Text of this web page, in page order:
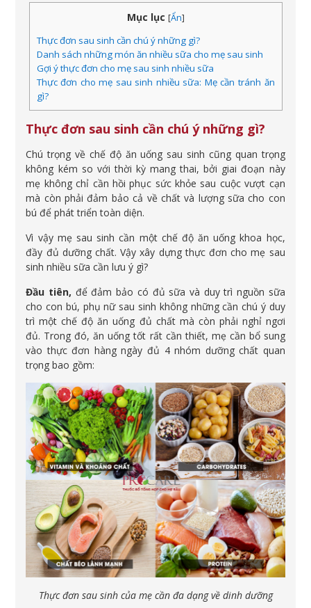
Mục lục [Ẩn]
Thực đơn sau sinh cần chú ý những gì?
Danh sách những món ăn nhiều sữa cho mẹ sau sinh
Gợi ý thực đơn cho mẹ sau sinh nhiều sữa
Thực đơn cho mẹ sau sinh nhiều sữa: Mẹ cần tránh ăn
gì?
Thực đơn sau sinh cần chú ý những gì?
Chú trọng về chế độ ăn uống sau sinh cũng quan trọng
không kém so với thời kỳ mang thai, bởi giai đoạn này
mẹ không chỉ cần hồi phục sức khỏe sau cuộc vượt cạn
mà còn phải đảm bảo cả về chất và lượng sữa cho con
bú để phát triển toàn diện.
Vì vậy mẹ sau sinh cần một chế độ ăn uống khoa học,
đầy đủ dưỡng chất. Vậy xây dựng thực đơn cho mẹ sau
sinh nhiều sữa cần lưu ý gì?
Đầu tiên, để đảm bảo có đủ sữa và duy trì nguồn sữa
cho con bú, phụ nữ sau sinh không những cần chú ý duy
trì một chế độ ăn uống đủ chất mà còn phải nghỉ ngơi
đủ. Trong đó, ăn uống tốt rất cần thiết, mẹ cần bổ sung
vào thực đơn hàng ngày đủ 4 nhóm dưỡng chất quan
trọng bao gồm:
Thực đơn sau sinh của mẹ cần đa dạng về dinh dưỡng